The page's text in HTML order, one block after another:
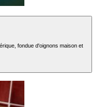
fondue d'oignons maison et